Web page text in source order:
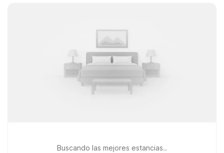
Buscando las mejores estancias..